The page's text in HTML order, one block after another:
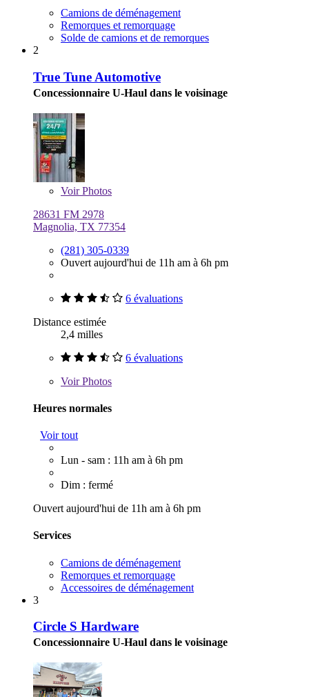
Camions de déménagement
Remorques et remorquage
Solde de camions et de remorques
2
True Tune Automotive
Concessionnaire U-Haul dans le voisinage
VoirPhotos
28631 FM 2978
Magnolia, TX 77354
(281) 305-0339
Ouvert aujourd'hui de 11h am à 6h pm
6 évaluations
Distance estimée
2,4 milles
6 évaluations
VoirPhotos
Heures normales
Voir tout
Lun - sam : 11h am à 6h pm
Dim : fermé
Ouvert aujourd'hui de 11h am à 6h pm
Services
Camions de déménagement
Remorques et remorquage
Accessoires de déménagement
3
Circle S Hardware
Concessionnaire U-Haul dans le voisinage